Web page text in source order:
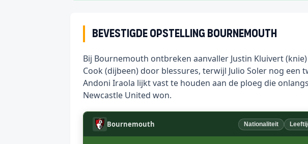
Bevestigde opstelling Bournemouth
Bij Bournemouth ontbreken aanvaller Justin Kluivert
Cook (dijbeen) door blessures, terwijl Julio Soler nog een
Andoni Iraola lijkt vast te houden aan de ploeg die
Newcastle United won.
Bournemouth Nationaliteit